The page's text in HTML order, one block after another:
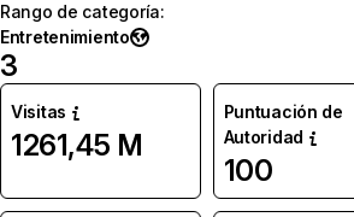
Rango de categoría:
Entretenimiento
3
Visitas
1261,45 M
Puntuación de
Autoridad
100